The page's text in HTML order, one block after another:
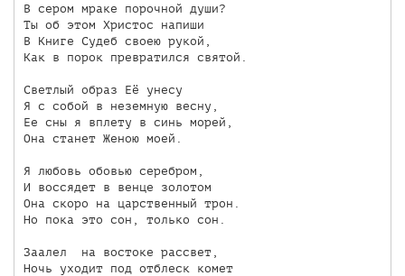
В сером мраке порочной души?
Ты об этом Христос напиши
В Книге Судеб своею рукой,
Как в порок превратился святой.
Светлый образ Её унесу
Я с собой в неземную весну,
Ее сны я вплету в синь морей,
Она станет Женою моей.
Я любовь обовью серебром,
И воссядет в венце золотом
Она скоро на царственный трон.
Но пока это сон, только сон.
Заалел  на востоке рассвет,
Ночь уходит под отблеск комет